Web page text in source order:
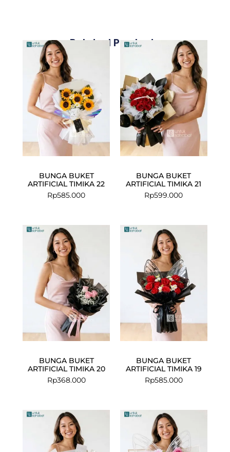
Related Products
BUNGA BUKET
ARTIFICIAL TIMIKA 22
Rp585.000
BUNGA BUKET
ARTIFICIAL TIMIKA 21
Rp599.000
BUNGA BUKET
ARTIFICIAL TIMIKA 20
Rp368.000
BUNGA BUKET
ARTIFICIAL TIMIKA 19
Rp585.000